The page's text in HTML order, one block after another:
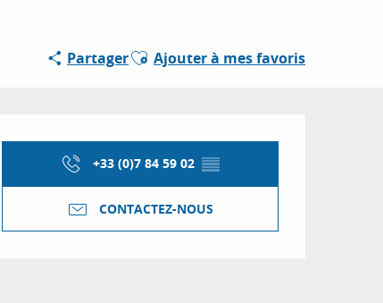
PartagerAjouter aux favoris
Ajouter à mes favoris
Ouverture et
+33 (0)7 84 59 02 ▒▒
CONTACTEZ-NOUS